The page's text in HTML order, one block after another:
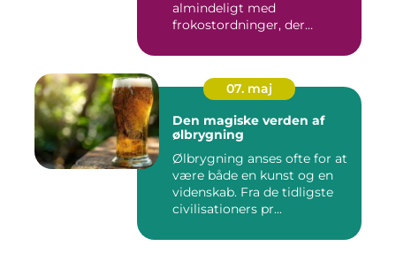
almindeligt med
frokostordninger, der
07. maj
Den magiske verden af
ølbrygning
Ølbrygning anses ofte for at
være både en kunst og en
videnskab. Fra de tidligste
civilisationers pr...